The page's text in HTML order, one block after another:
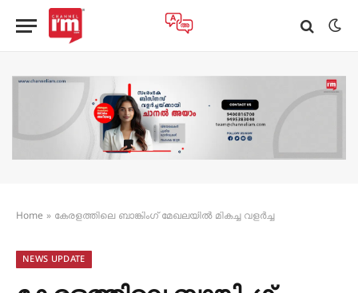
Home » കേരളത്തിലെ ബാങ്കിംഗ് മേഖലയിൽ മികച്ച വളർച്ച
NEWS UPDATE